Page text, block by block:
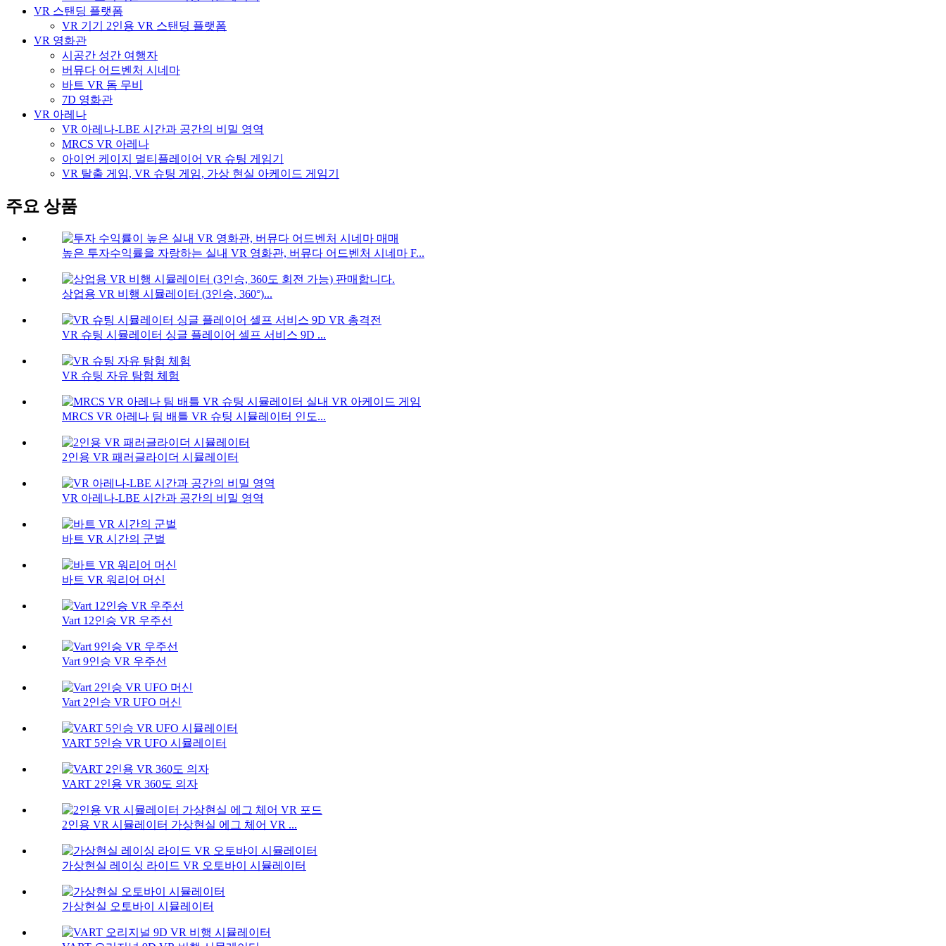
VR 스탠딩 플랫폼
VR 기기 2인용 VR 스탠딩 플랫폼
VR 영화관
시공간 성간 여행자
버뮤다 어드벤처 시네마
바트 VR 돔 무비
7D 영화관
VR 아레나
VR 아레나-LBE 시간과 공간의 비밀 영역
MRCS VR 아레나
아이언 케이지 멀티플레이어 VR 슈팅 게임기
VR 탈출 게임, VR 슈팅 게임, 가상 현실 아케이드 게임기
주요 상품
높은 투자수익률을 자랑하는 실내 VR 영화관, 버뮤다 어드벤처 시네마 F...
상업용 VR 비행 시뮬레이터 (3인승, 360°)...
VR 슈팅 시뮬레이터 싱글 플레이어 셀프 서비스 9D ...
VR 슈팅 자유 탐험 체험
MRCS VR 아레나 팀 배틀 VR 슈팅 시뮬레이터 인도...
2인용 VR 패러글라이더 시뮬레이터
VR 아레나-LBE 시간과 공간의 비밀 영역
바트 VR 시간의 군벌
바트 VR 워리어 머신
Vart 12인승 VR 우주선
Vart 9인승 VR 우주선
Vart 2인승 VR UFO 머신
VART 5인승 VR UFO 시뮬레이터
VART 2인용 VR 360도 의자
2인용 VR 시뮬레이터 가상현실 에그 체어 VR ...
가상현실 레이싱 라이드 VR 오토바이 시뮬레이터
가상현실 오토바이 시뮬레이터